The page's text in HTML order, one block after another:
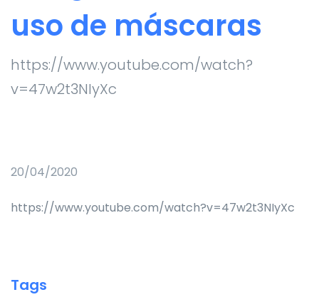
uso de máscaras
https://www.youtube.com/watch?
v=47w2t3NIyXc
20/04/2020
https://www.youtube.com/watch?v=47w2t3NIyXc
Tags